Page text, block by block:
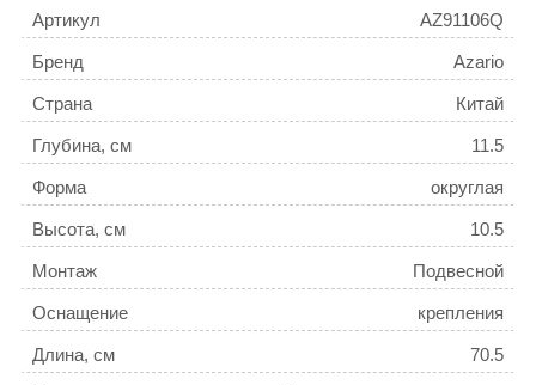
Артикул AZ91106Q
Бренд Azario
Страна Китай
Глубина, см 11.5
Форма округлая
Высота, см 10.5
Монтаж Подвесной
Оснащение крепления
Длина, см 70.5